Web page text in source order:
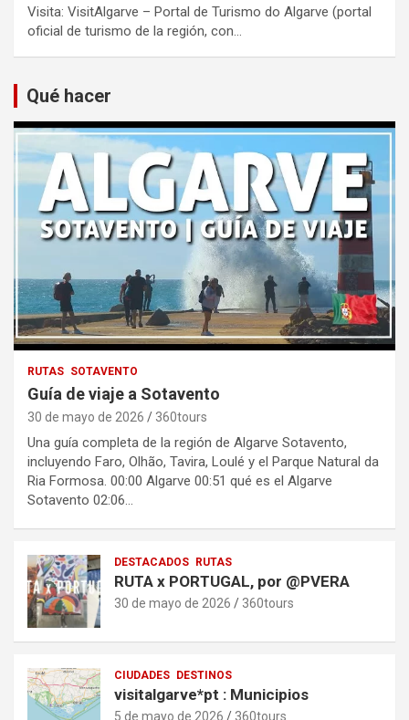
Visita: VisitAlgarve – Portal de Turismo do Algarve (portal
oficial de turismo de la región, con…
Qué hacer
RUTAS SOTAVENTO
Guía de viaje a Sotavento
30 de mayo de 2026 360tours
Una guía completa de la región de Algarve Sotavento,
incluyendo Faro, Olhão, Tavira, Loulé y el Parque Natural da
Ria Formosa. 00:00 Algarve 00:51 qué es el Algarve
Sotavento 02:06…
DESTACADOS RUTAS
RUTA x PORTUGAL, por @PVERA
30 de mayo de 2026 360tours
CIUDADES DESTINOS
visitalgarve*pt : Municipios
5 de mayo de 2026 360tours